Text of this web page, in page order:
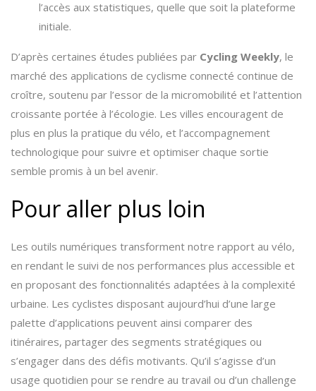
l’accès aux statistiques, quelle que soit la plateforme
initiale.
D’après certaines études publiées par Cycling Weekly, le
marché des applications de cyclisme connecté continue de
croître, soutenu par l’essor de la micromobilité et l’attention
croissante portée à l’écologie. Les villes encouragent de
plus en plus la pratique du vélo, et l’accompagnement
technologique pour suivre et optimiser chaque sortie
semble promis à un bel avenir.
Pour aller plus loin
Les outils numériques transforment notre rapport au vélo,
en rendant le suivi de nos performances plus accessible et
en proposant des fonctionnalités adaptées à la complexité
urbaine. Les cyclistes disposant aujourd’hui d’une large
palette d’applications peuvent ainsi comparer des
itinéraires, partager des segments stratégiques ou
s’engager dans des défis motivants. Qu’il s’agisse d’un
usage quotidien pour se rendre au travail ou d’un challenge